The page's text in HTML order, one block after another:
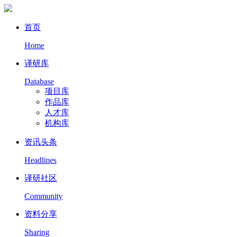
首页
Home
译研库
Database
项目库
作品库
人才库
机构库
资讯头条
Headlines
译研社区
Community
资料分享
Sharing